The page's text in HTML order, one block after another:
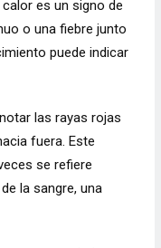
es un signo de
o una fiebre junto
puede indicar
las rayas rojas
fuera. Este
se refiere
la sangre, una